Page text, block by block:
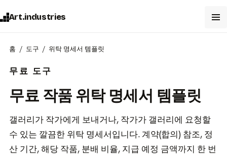
Art.industries
홈 도구 위탁 명세서 템플릿
무료 도구
무료 작품 위탁 명세서 템플릿
갤러리가 작가에게 보내거나, 작가가 갤러리에 요청할
수 있는 깔끔한 위탁 명세서입니다. 계약(합의) 참조, 정
산 기간, 해당 작품, 분배 비율, 지급 예정 금액까지 한 번